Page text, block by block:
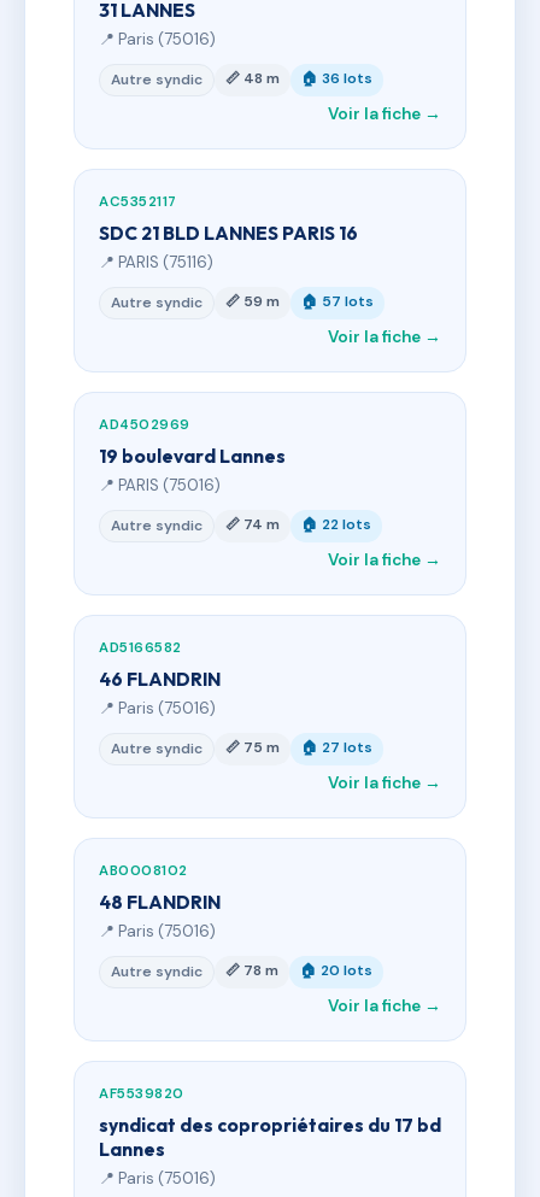
31 LANNES
📍 Paris (75016)
Autre syndic 📏 48 m 🏠 36 lots
Voir la fiche →
AC5352117
SDC 21 BLD LANNES PARIS 16
📍 PARIS (75116)
Autre syndic 📏 59 m 🏠 57 lots
Voir la fiche →
AD4502969
19 boulevard Lannes
📍 PARIS (75016)
Autre syndic 📏 74 m 🏠 22 lots
Voir la fiche →
AD5166582
46 FLANDRIN
📍 Paris (75016)
Autre syndic 📏 75 m 🏠 27 lots
Voir la fiche →
AB0008102
48 FLANDRIN
📍 Paris (75016)
Autre syndic 📏 78 m 🏠 20 lots
Voir la fiche →
AF5539820
syndicat des copropriétaires du 17 bd
Lannes
📍 Paris (75016)